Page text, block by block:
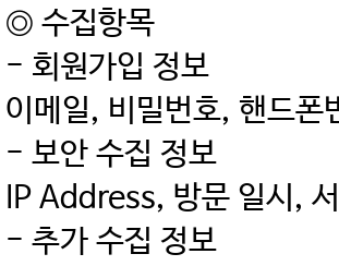
◎ 수집항목
- 회원가입 정보
이메일, 비밀번호, 핸드
- 보안 수집 정보
IP Address, 방문 일시,
- 추가 수집 정보